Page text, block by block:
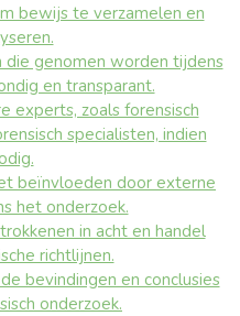
bewijs te verzamelen en
genomen worden tijdens
en transparant.
experts, zoals forensisch
specialisten, indien
beïnvloeden door externe
het onderzoek.
in acht en handel
richtlijnen.
bevindingen en conclusies
onderzoek.